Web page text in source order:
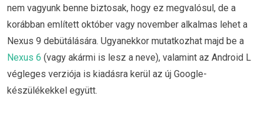
nem vagyunk benne biztosak, hogy ez megvalósul, de a
korábban említett október vagy november alkalmas lehet a
Nexus 9 debütálására. Ugyanekkor mutatkozhat majd be a
Nexus 6 (vagy akármi is lesz a neve), valamint az Android L
végleges verziója is kiadásra kerül az új Google-
készülékekkel együtt.